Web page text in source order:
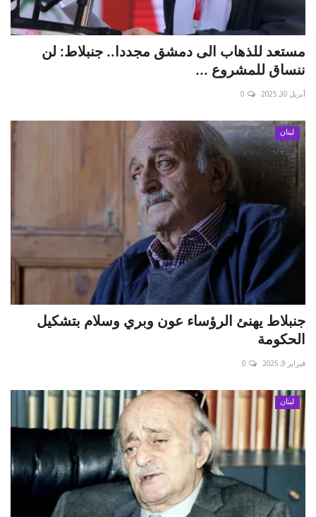
مستعد للذهاب الى دمشق مجددا.. جنبلاط: لن
ننساق للمشروع ...
أبريل 30, 2025 0
لبنان
جنبلاط يهنئ الرؤساء عون وبري وسلام بتشكيل
الحكومة
فبراير 9, 2025 0
لبنان